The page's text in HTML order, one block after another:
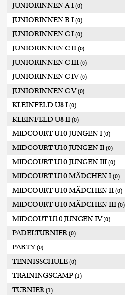
JUNIORINNEN A I (0)
JUNIORINNEN B I (0)
JUNIORINNEN C I (0)
JUNIORINNEN C II (0)
JUNIORINNEN C III (0)
JUNIORINNEN C IV(0)
JUNIORINNEN C V(0)
KLEINFELD U8 I (0)
KLEINFELD U8 II (0)
MIDCOURT U10 JUNGEN I (0)
MIDCOURT U10 JUNGEN II (0)
MIDCOURT U10 JUNGEN III (0)
MIDCOURT U10 MÄDCHEN I (0)
MIDCOURT U10 MÄDCHEN II (0)
MIDCOURT U10 MÄDCHEN III (0)
MIDCOUT U10 JUNGEN IV(0)
PADELTURNIER (0)
PARTY(0)
TENNISSCHULE (0)
TRAININGSCAMP (1)
TURNIER (1)